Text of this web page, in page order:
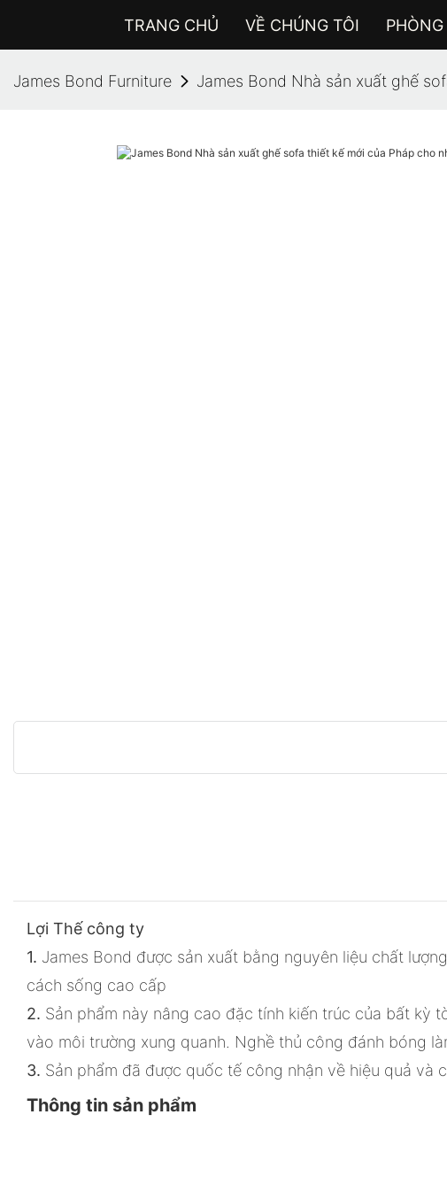
TRANG CHỦ VỀ CHÚNG TÔI
James Bond Furniture James Bond Nhà sản xuất ghế
Lợi Thế công ty
1. James Bond được sản xuất bằng nguyên liệu chất
cách sống cao cấp
2. Sản phẩm này nâng cao đặc tính kiến ​​trúc của bất kỳ
vào môi trường xung quanh. Nghề thủ công đánh bóng
3. Sản phẩm đã được quốc tế công nhận về hiệu quả và
Thông tin sản phẩm